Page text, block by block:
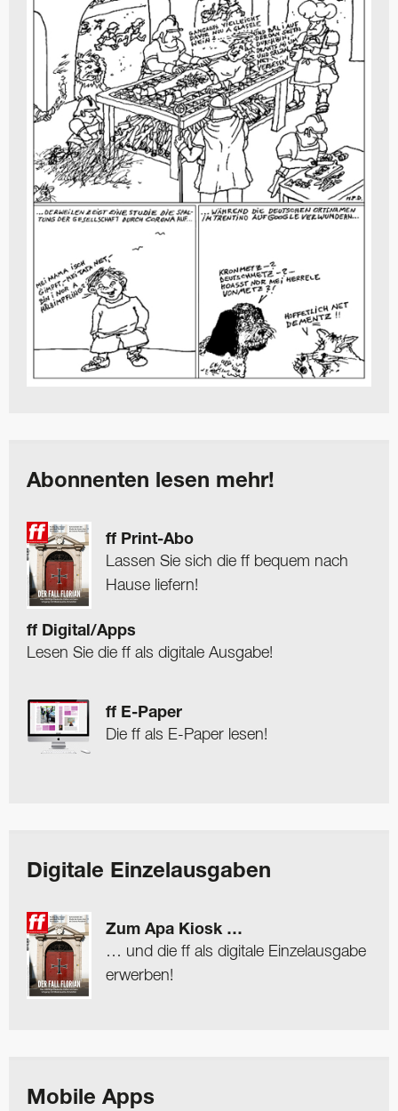
Abonnenten lesen mehr!
ff Print-Abo
Lassen Sie sich die ff bequem nach
Hause liefern!
ff Digital/Apps
Lesen Sie die ff als digitale Ausgabe!
ff E-Paper
Die ff als E-Paper lesen!
Digitale Einzelausgaben
Zum Apa Kiosk …
… und die ff als digitale Einzelausgabe
erwerben!
Mobile Apps